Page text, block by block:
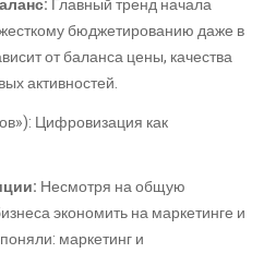
Главный тренд начала
бюджетированию даже в
от баланса цены, качества
активностей.
Цифровизация как
Несмотря на общую
экономить на маркетинге и
маркетинг и